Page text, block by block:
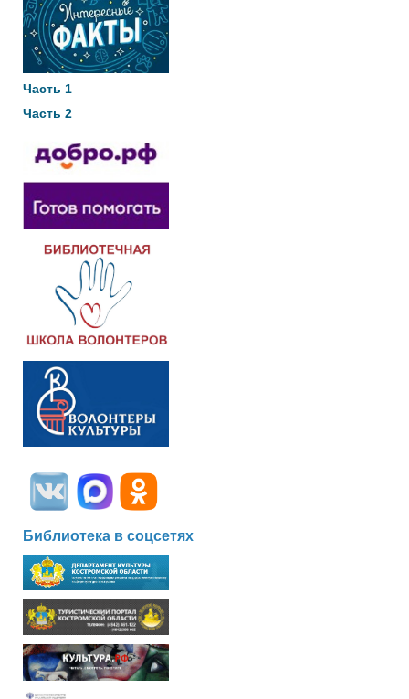
Часть 1
Часть 2
Библиотека в соцсетях